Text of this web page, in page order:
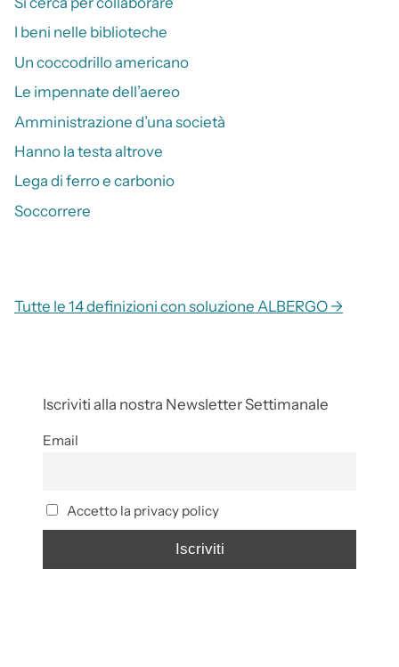
I beni nelle biblioteche
Un coccodrillo americano
Le impennate dell’aereo
Amministrazione d’una società
Hanno la testa altrove
Lega di ferro e carbonio
Soccorrere
Tutte le 14 definizioni con soluzione ALBERGO →
Iscriviti alla nostra Newsletter Settimanale
Email
Accetto la privacy policy